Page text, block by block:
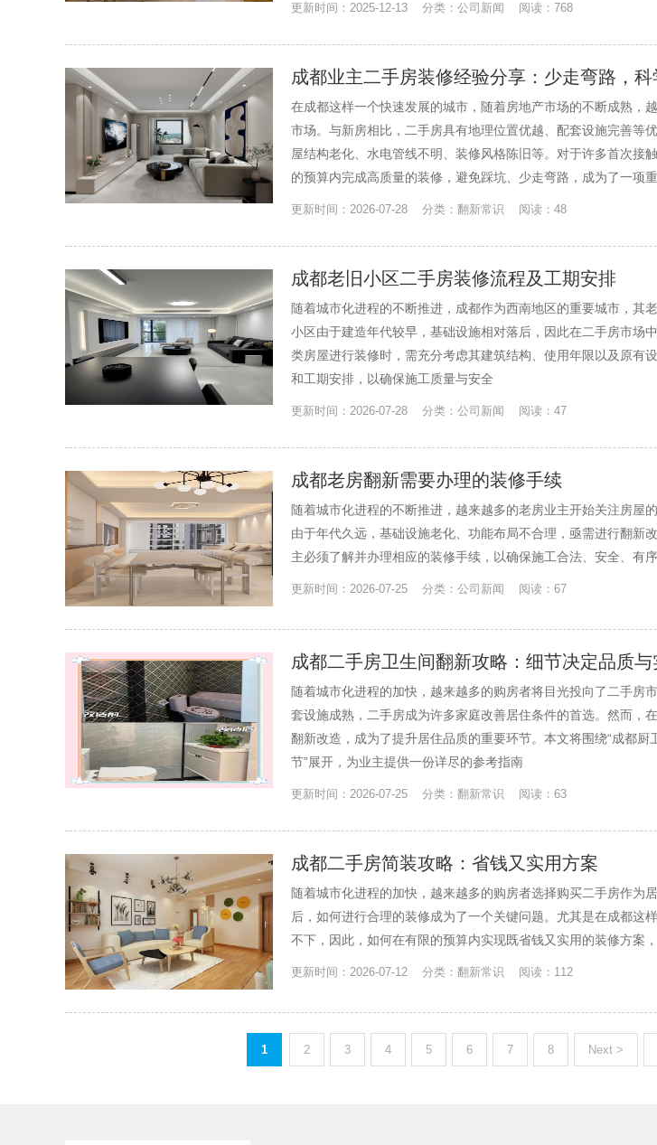
更新时间：2025-12-13 分类：公司新闻 阅读：768
成都业主二手房装修经验分享：少走弯路，科
在成都这样一个快速发展的城市，随着房地产市场的不断成熟，
市场。与新房相比，二手房具有地理位置优越、配套设施完善等
屋结构老化、水电管线不明、装修风格陈旧等。对于许多首次接
的预算内完成高质量的装修，避免踩坑、少走弯路，成为了一项
更新时间：2026-07-28 分类：翻新常识 阅读：48
成都老旧小区二手房装修流程及工期安排
随着城市化进程的不断推进，成都作为西南地区的重要城市，其
小区由于建造年代较早，基础设施相对落后，因此在二手房市场
类房屋进行装修时，需充分考虑其建筑结构、使用年限以及原有
和工期安排，以确保施工质量与安全
更新时间：2026-07-28 分类：公司新闻 阅读：47
成都老房翻新需要办理的装修手续
随着城市化进程的不断推进，越来越多的老房业主开始关注房屋
由于年代久远，基础设施老化、功能布局不合理，亟需进行翻新
主必须了解并办理相应的装修手续，以确保施工合法、安全、有
更新时间：2026-07-25 分类：公司新闻 阅读：67
成都二手房卫生间翻新攻略：细节决定品质与
随着城市化进程的加快，越来越多的购房者将目光投向了二手房
套设施成熟，二手房成为许多家庭改善居住条件的首选。然而，
翻新改造，成为了提升居住品质的重要环节。本文将围绕“成都厨
节”展开，为业主提供一份详尽的参考指南
更新时间：2026-07-25 分类：翻新常识 阅读：63
成都二手房简装攻略：省钱又实用方案
随着城市化进程的加快，越来越多的购房者选择购买二手房作为
后，如何进行合理的装修成为了一个关键问题。尤其是在成都这
不下，因此，如何在有限的预算内实现既省钱又实用的装修方案
更新时间：2026-07-12 分类：翻新常识 阅读：112
1 2 3 4 5 6 7 8 Next >